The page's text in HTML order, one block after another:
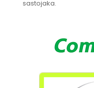
sastojaka.